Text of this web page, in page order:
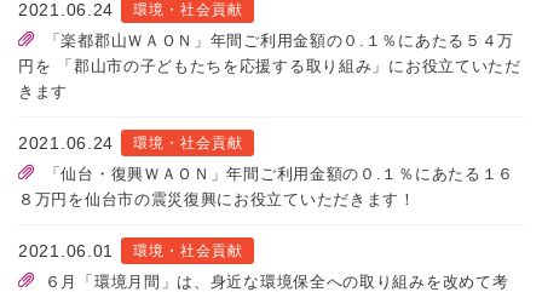
2021.06.24 環境・社会貢献
「楽都郡山ＷＡＯＮ」年間ご利用金額の０.１％にあたる５４万
円を 「郡山市の子どもたちを応援する取り組み」にお役立ていただ
きます
2021.06.24 環境・社会貢献
「仙台・復興ＷＡＯＮ」年間ご利用金額の０.１％にあたる１６
８万円を仙台市の震災復興にお役立ていただきます！
2021.06.01 環境・社会貢献
６月「環境月間」は、身近な環境保全への取り組みを改めて考